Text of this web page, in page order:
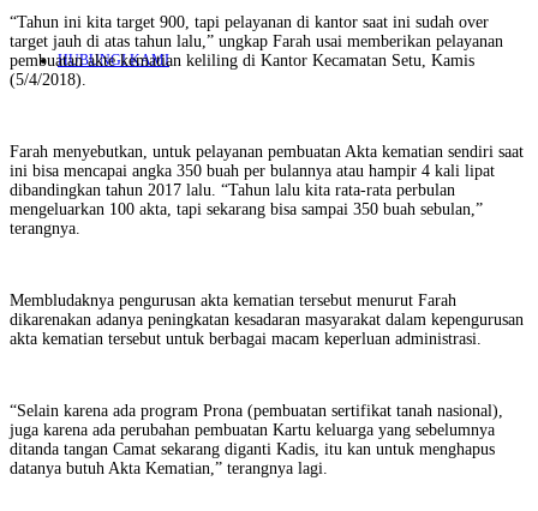
HUBUNGI KAMI
“Tahun ini kita target 900, tapi pelayanan di kantor saat ini sudah over
target jauh di atas tahun lalu,” ungkap Farah usai memberikan pelayanan
pembuatan akte kematian keliling di Kantor Kecamatan Setu, Kamis
(5/4/2018).
Farah menyebutkan, untuk pelayanan pembuatan Akta kematian sendiri saat
ini bisa mencapai angka 350 buah per bulannya atau hampir 4 kali lipat
dibandingkan tahun 2017 lalu. “Tahun lalu kita rata-rata perbulan
mengeluarkan 100 akta, tapi sekarang bisa sampai 350 buah sebulan,”
terangnya.
Membludaknya pengurusan akta kematian tersebut menurut Farah
dikarenakan adanya peningkatan kesadaran masyarakat dalam kepengurusan
akta kematian tersebut untuk berbagai macam keperluan administrasi.
“Selain karena ada program Prona (pembuatan sertifikat tanah nasional),
juga karena ada perubahan pembuatan Kartu keluarga yang sebelumnya
ditanda tangan Camat sekarang diganti Kadis, itu kan untuk menghapus
datanya butuh Akta Kematian,” terangnya lagi.